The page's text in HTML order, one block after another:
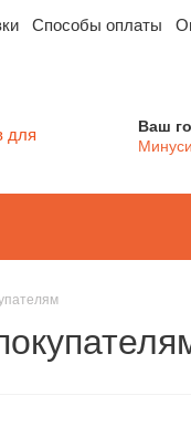
Способы оплаты
Ваш